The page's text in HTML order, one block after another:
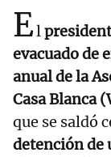
El
evacuado de
anual de la
Casa Blanca
que se saldó
detención de